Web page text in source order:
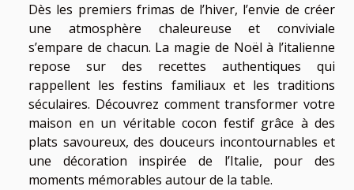
Dès les premiers frimas de l’hiver, l’envie de créer
une atmosphère chaleureuse et conviviale
s’empare de chacun. La magie de Noël à l’italienne
repose sur des recettes authentiques qui
rappellent les festins familiaux et les traditions
séculaires. Découvrez comment transformer votre
maison en un véritable cocon festif grâce à des
plats savoureux, des douceurs incontournables et
une décoration inspirée de l’Italie, pour des
moments mémorables autour de la table.